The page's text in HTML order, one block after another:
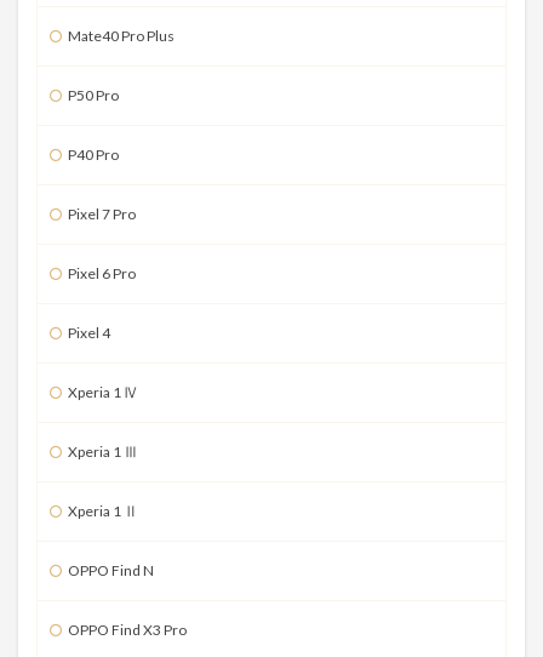
Mate40 Pro Plus
P50 Pro
P40 Pro
Pixel 7 Pro
Pixel 6 Pro
Pixel 4
Xperia 1 Ⅳ
Xperia 1 Ⅲ
Xperia 1 Ⅱ
OPPO Find N
OPPO Find X3 Pro